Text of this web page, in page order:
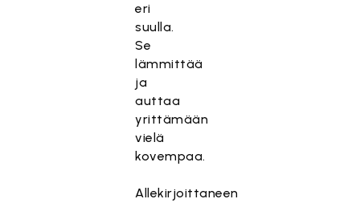
eri
suulla.
Se
lämmittää
ja
auttaa
yrittämään
vielä
kovempaa.
Allekirjoittaneen